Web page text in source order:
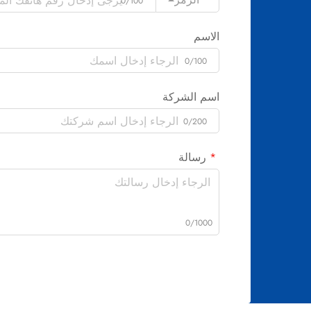
الاسم
0/100
اسم الشركة
0/200
رسالة
0/1000